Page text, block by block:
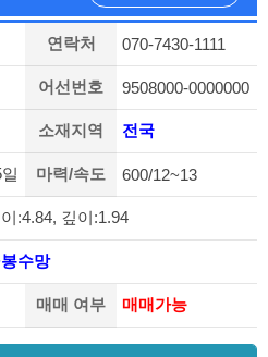
연락처 070-7430-1111
어선번호 9508000-0000000
소재지역 전국
마력/속도 600/12~13
:4.84, 깊이:1.94
수망
매매 여부 매매가능